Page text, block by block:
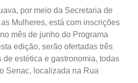
por meio da Secretaria de
Mulheres, está com inscrições
mês de junho do Programa
edição, serão ofertadas três
estética e gastronomia, todas
Senac, localizada na Rua